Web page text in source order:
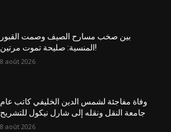
بين صخب مسارح الصيف وصمت القبور
المنسية: صليحة تموت مرتين!
8 août 2026
وفاة مفاجئة لشمس الدين الخليفي كاتب عام
جامعة النقل ونقله إلى شارل نيكول للتشريح
8 août 2026